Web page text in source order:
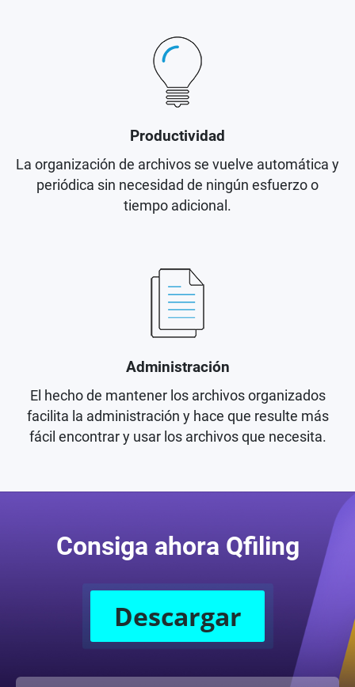
Productividad
La organización de archivos se vuelve automática y
periódica sin necesidad de ningún esfuerzo o
tiempo adicional.
Administración
El hecho de mantener los archivos organizados
facilita la administración y hace que resulte más
fácil encontrar y usar los archivos que necesita.
Consiga ahora Qfiling
Descargar